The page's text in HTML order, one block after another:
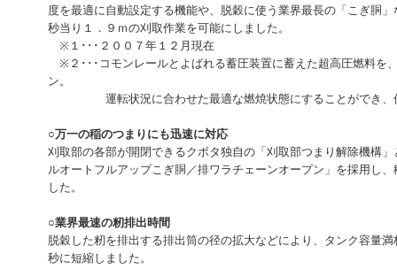
度を最適に自動設定する機能や、脱穀に使う業界最長の「こぎ胴
秒当り１．９ｍの刈取作業を可能にしました。
※１･･･２００７年１２月現在
※２･･･コモンレールとよばれる蓄圧装置に蓄えた超高圧燃料を
ン。
運転状況に合わせた最適な燃焼状態にすることができ、低
○万一の稲のつまりにも迅速に対応
刈取部の各部が開閉できるクボタ独自の「刈取部つまり解除機構
ルオートフルアップこぎ胴／排ワラチェーンオープン」を採用し
した。
○業界最速の籾排出時間
脱穀した籾を排出する排出筒の径の拡大などにより、タンク容量
秒に短縮しました。